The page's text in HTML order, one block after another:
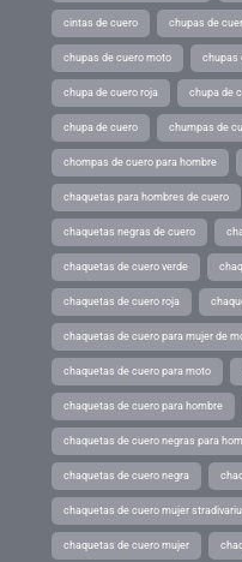
cintas de cuero chupas de
chupas de cuero moto chupas
chupa de cuero roja chupa de
chupa de cuero chumpas de
chompas de cuero para hombre
chaquetas para hombres de cuero
chaquetas negras de cuero
chaquetas de cuero verde
chaquetas de cuero roja
chaquetas de cuero para mujer de
chaquetas de cuero para moto
chaquetas de cuero para hombre
chaquetas de cuero negras para
chaquetas de cuero negra
chaquetas de cuero mujer
chaquetas de cuero mujer